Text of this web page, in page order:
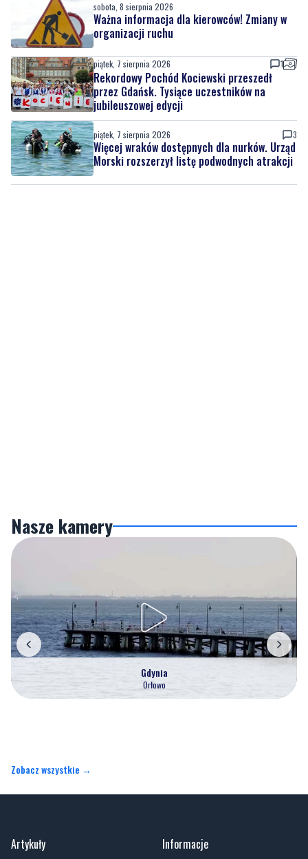
sobota, 8 sierpnia 2026
Ważna informacja dla kierowców! Zmiany w
organizacji ruchu
piątek, 7 sierpnia 2026 1
Rekordowy Pochód Kociewski przeszedł
przez Gdańsk. Tysiące uczestników na
jubileuszowej edycji
piątek, 7 sierpnia 2026 3
Więcej wraków dostępnych dla nurków. Urząd
Morski rozszerzył listę podwodnych atrakcji
Nasze kamery
Gdynia
Orłowo
Zobacz wszystkie →
Artykuły Informacje